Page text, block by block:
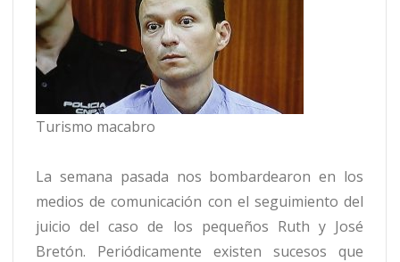
Turismo macabro
La semana pasada nos bombardearon en los
medios de comunicación con el seguimiento del
juicio del caso de los pequeños Ruth y José
Bretón. Periódicamente existen sucesos que